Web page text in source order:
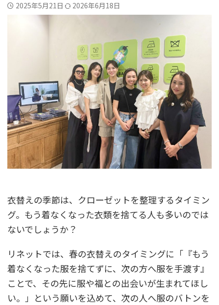
2025年5月21日 2026年6月18日
衣替えの季節は、クローゼットを整理するタイミン
グ。もう着なくなった衣類を捨てる人も多いのでは
ないでしょうか？
リネットでは、春の衣替えのタイミングに「『もう
着なくなった服を捨てずに、次の方へ服を手渡す』
ことで、その先に服や福との出会いが生まれてほし
い。」という願いを込めて、次の人へ服のバトンを